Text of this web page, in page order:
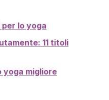
lo yoga
11 titoli
yoga migliore